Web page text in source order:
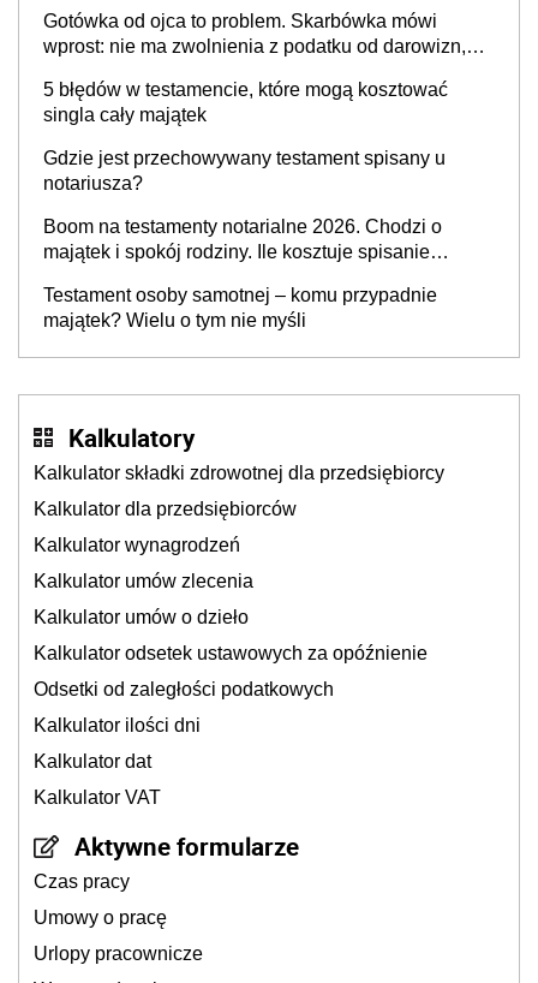
Gotówka od ojca to problem. Skarbówka mówi
wprost: nie ma zwolnienia z podatku od darowizn,
obdarowanego
5 błędów w testamencie, które mogą kosztować
singla cały majątek
Gdzie jest przechowywany testament spisany u
notariusza?
Boom na testamenty notarialne 2026. Chodzi o
majątek i spokój rodziny. Ile kosztuje spisanie
Testament osoby samotnej – komu przypadnie
majątek? Wielu o tym nie myśli
Kalkulatory
Kalkulator składki zdrowotnej dla przedsiębiorcy
Kalkulator dla przedsiębiorców
Kalkulator wynagrodzeń
Kalkulator umów zlecenia
Kalkulator umów o dzieło
Kalkulator odsetek ustawowych za opóźnienie
Odsetki od zaległości podatkowych
Kalkulator ilości dni
Kalkulator dat
Kalkulator VAT
Aktywne formularze
Czas pracy
Umowy o pracę
Urlopy pracownicze